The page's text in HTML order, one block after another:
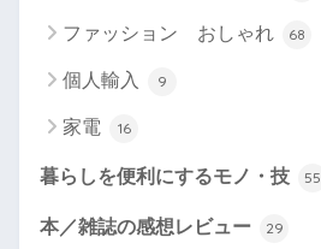
ファッション おしゃれ 68
個人輸入 9
家電 16
暮らしを便利にするモノ・技 55
本／雑誌の感想レビュー 29